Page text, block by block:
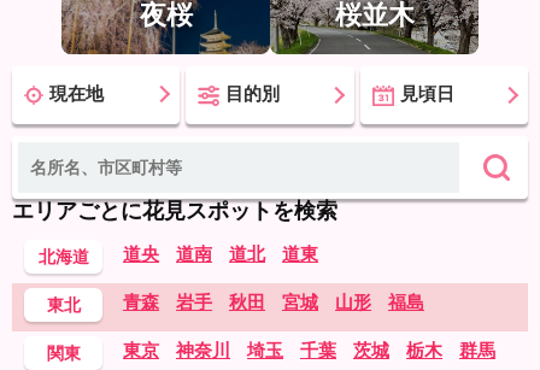
夜桜 桜並木
現在地 目的別 見頃日
エリアごとに花見スポットを検索
北海道 道央 道南 道北 道東
東北 青森 岩手 秋田 宮城 山形 福島
関東 東京 神奈川 埼玉 千葉 茨城 栃木 群馬